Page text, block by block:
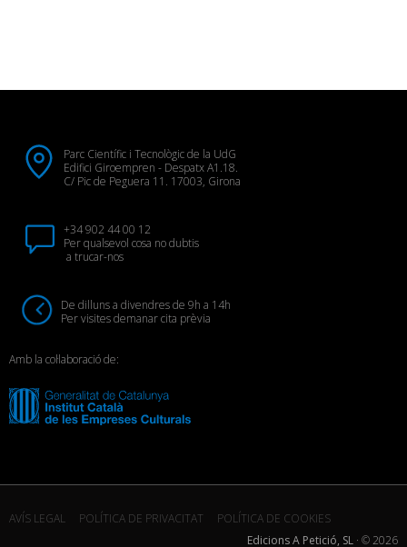
Parc Científic i Tecnològic de la UdG
Edifici Giroempren - Despatx A1.18.
C/ Pic de Peguera 11. 17003, Girona
+34 902 44 00 12
Per qualsevol cosa no dubtis
a trucar-nos
De dilluns a divendres de 9h a 14h
Per visites demanar cita prèvia
Amb la col·laboració de:
AVÍS LEGAL POLÍTICA DE PRIVACITAT
POLÍTICA DE COOKIES
Edicions A Petició, SL · ©2026